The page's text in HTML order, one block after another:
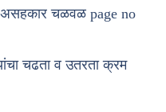
असहकार चळवळ page no
चढता व उतरता क्रम